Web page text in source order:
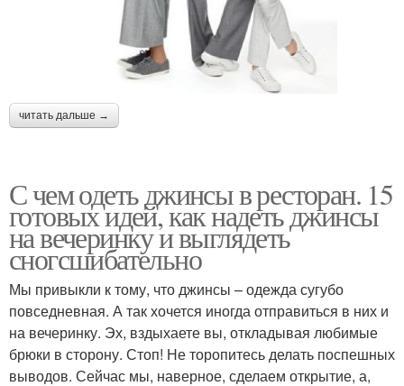
читать дальше →
С чем одеть джинсы в ресторан. 15
готовых идей, как надеть джинсы
на вечеринку и выглядеть
сногсшибательно
Мы привыкли к тому, что джинсы – одежда сугубо
повседневная. А так хочется иногда отправиться в них и
на вечеринку. Эх, вздыхаете вы, откладывая любимые
брюки в сторону. Стоп! Не торопитесь делать поспешных
выводов. Сейчас мы, наверное, сделаем открытие, а,